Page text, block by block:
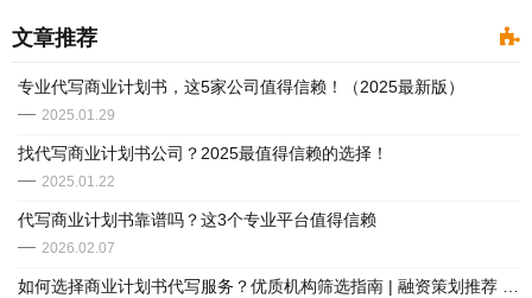
文章推荐
专业代写商业计划书，这5家公司值得信赖！（2025最新版）
2025.01.29
找代写商业计划书公司？2025最值得信赖的选择！
2025.01.22
​代写商业计划书靠谱吗？这3个专业平台值得信赖
2026.02.07
如何选择商业计划书代写服务？优质机构筛选指南 | 融资策划推荐 · 专业团队全解析